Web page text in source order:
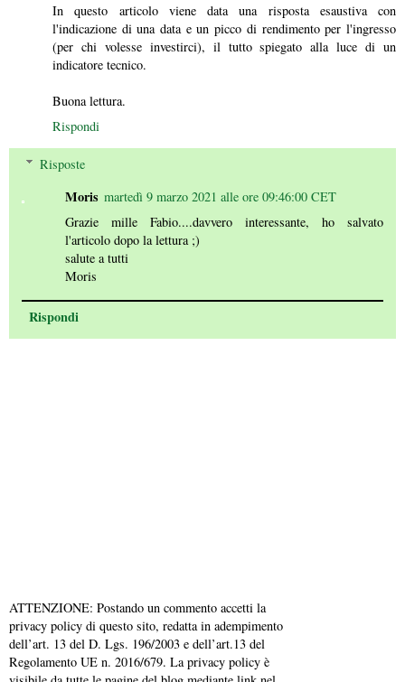
In questo articolo viene data una risposta esaustiva con
l'indicazione di una data e un picco di rendimento per l'ingresso
(per chi volesse investirci), il tutto spiegato alla luce di un
indicatore tecnico.
Buona lettura.
Rispondi
Risposte
Moris martedì 9 marzo 2021 alle ore 09:46:00 CET
Grazie mille Fabio....davvero interessante, ho salvato
l'articolo dopo la lettura ;)
salute a tutti
Moris
Rispondi
ATTENZIONE: Postando un commento accetti la
privacy policy di questo sito, redatta in adempimento
dell’art. 13 del D. Lgs. 196/2003 e dell’art.13 del
Regolamento UE n. 2016/679. La privacy policy è